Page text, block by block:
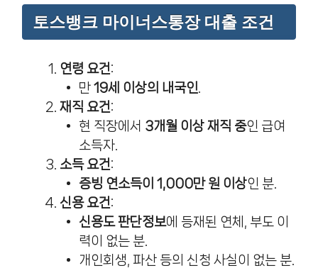
토스뱅크 마이너스통장 대출 조건
연령 요건:
만 19세 이상의 내국인
재직 요건:
현 직장에서 3개월 이상 재직 중인 급여
소득자.
소득 요건:
증빙 연소득이 1,000만 원 이상인 분.
신용 요건:
신용도 판단정보에 등재된 연체, 부도 이
력이 없는 분.
개인회생, 파산 등의 신청 사실이 없는 분.